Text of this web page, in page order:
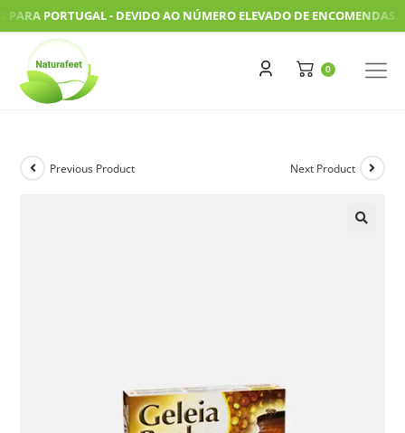
PORTUGAL - DEVIDO AO NÚMERO ELEVADO DE ENCOMENDAS, AS
Previous Product Next Product